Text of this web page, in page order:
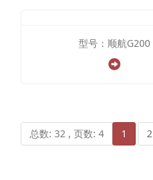
型号：顺航G200
总数: 32 , 页数: 4 1 2